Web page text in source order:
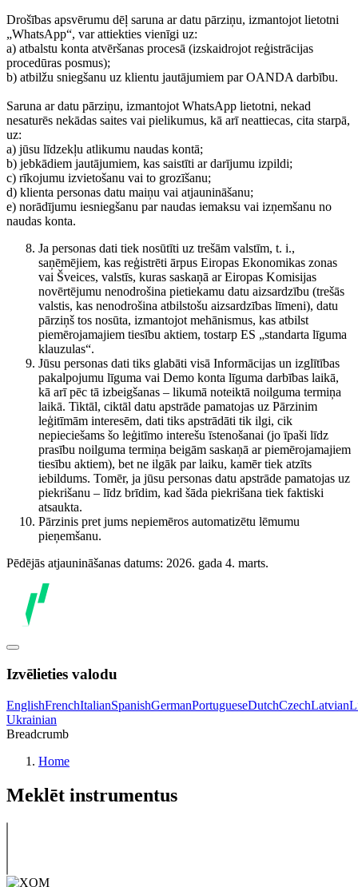
Drošības apsvērumu dēļ saruna ar datu pārziņu, izmantojot lietotni
„WhatsApp“, var attiekties vienīgi uz:
a) atbalstu konta atvēršanas procesā (izskaidrojot reģistrācijas
procedūras posmus);
b) atbilžu sniegšanu uz klientu jautājumiem par OANDA darbību.
Saruna ar datu pārziņu, izmantojot WhatsApp lietotni, nekad
nesaturēs nekādas saites vai pielikumus, kā arī neattiecas, cita starpā,
uz:
a) jūsu līdzekļu atlikumu naudas kontā;
b) jebkādiem jautājumiem, kas saistīti ar darījumu izpildi;
c) rīkojumu izvietošanu vai to grozīšanu;
d) klienta personas datu maiņu vai atjaunināšanu;
e) norādījumu iesniegšanu par naudas iemaksu vai izņemšanu no
naudas konta.
Ja personas dati tiek nosūtīti uz trešām valstīm, t. i.,
saņēmējiem, kas reģistrēti ārpus Eiropas Ekonomikas zonas
vai Šveices, valstīs, kuras saskaņā ar Eiropas Komisijas
novērtējumu nenodrošina pietiekamu datu aizsardzību (trešās
valstis, kas nenodrošina atbilstošu aizsardzības līmeni), datu
pārziņš tos nosūta, izmantojot mehānismus, kas atbilst
piemērojamajiem tiesību aktiem, tostarp ES „standarta līguma
klauzulas“.
Jūsu personas dati tiks glabāti visā Informācijas un izglītības
pakalpojumu līguma vai Demo konta līguma darbības laikā,
kā arī pēc tā izbeigšanas – likumā noteiktā noilguma termiņa
laikā. Tiktāl, ciktāl datu apstrāde pamatojas uz Pārzinim
leģitīmām interesēm, dati tiks apstrādāti tik ilgi, cik
nepieciešams šo leģitīmo interešu īstenošanai (jo īpaši līdz
prasību noilguma termiņa beigām saskaņā ar piemērojamajiem
tiesību aktiem), bet ne ilgāk par laiku, kamēr tiek atzīts
iebildums. Tomēr, ja jūsu personas datu apstrāde pamatojas uz
piekrišanu – līdz brīdim, kad šāda piekrišana tiek faktiski
atsaukta.
Pārzinis pret jums nepiemēros automatizētu lēmumu
pieņemšanu.
Pēdējās atjaunināšanas datums: 2026. gada 4. marts.
Izvēlieties valodu
EnglishFrenchItalianSpanishGermanPortugueseDutchCzechLatvian
Ukrainian
Breadcrumb
Home
Meklēt instrumentus